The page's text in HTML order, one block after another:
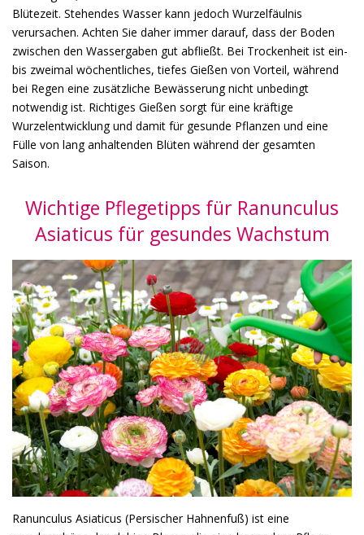
Blütezeit. Stehendes Wasser kann jedoch Wurzelfäulnis
verursachen. Achten Sie daher immer darauf, dass der Boden
zwischen den Wassergaben gut abfließt. Bei Trockenheit ist ein-
bis zweimal wöchentliches, tiefes Gießen von Vorteil, während
bei Regen eine zusätzliche Bewässerung nicht unbedingt
notwendig ist. Richtiges Gießen sorgt für eine kräftige
Wurzelentwicklung und damit für gesunde Pflanzen und eine
Fülle von lang anhaltenden Blüten während der gesamten
Saison.
Wichtige Pflegetipps für Ranunculus
Asiaticus für gesundes Wachstum
Ranunculus Asiaticus (Persischer Hahnenfuß) ist eine